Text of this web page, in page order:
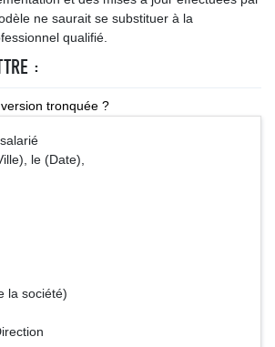
ne saurait se substituer à la
qualifié.
:
tronquée ?
prénoms salarié
(Date),